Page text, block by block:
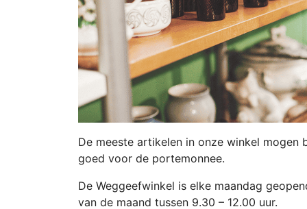
De meeste artikelen in onze winkel mogen
goed voor de portemonnee.
De Weggeefwinkel is elke maandag
van de maand tussen 9.30 – 12.00 uur.